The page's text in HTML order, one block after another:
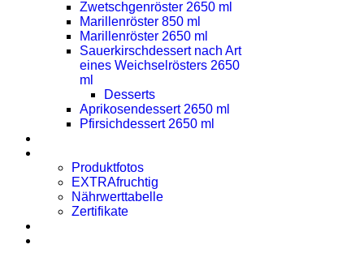
Zwetschgenröster 2650 ml
Marillenröster 850 ml
Marillenröster 2650 ml
Sauerkirschdessert nach Art
eines Weichselrösters 2650
ml
Desserts
Aprikosendessert 2650 ml
Pfirsichdessert 2650 ml
Produktfotos
EXTRAfruchtig
Nährwerttabelle
Zertifikate